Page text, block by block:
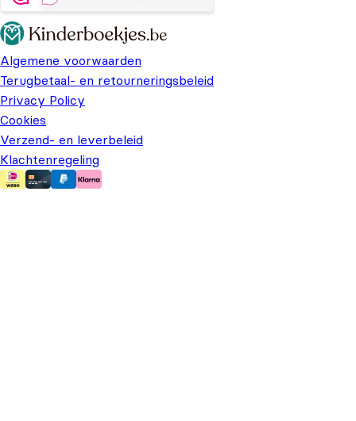
Algemene voorwaarden
Terugbetaal- en retourneringsbeleid
Privacy Policy
Cookies
Verzend- en leverbeleid
Klachtenregeling